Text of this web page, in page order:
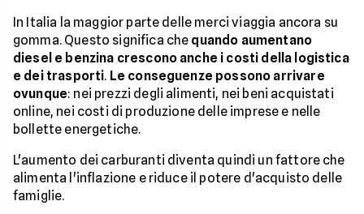
In Italia la maggior parte delle merci viaggia ancora su
gomma. Questo significa che quando aumentano
diesel e benzina crescono anche i costi della logistica
e dei trasporti. Le conseguenze possono arrivare
ovunque: nei prezzi degli alimenti, nei beni acquistati
online, nei costi di produzione delle imprese e nelle
bollette energetiche.
L'aumento dei carburanti diventa quindi un fattore che
alimenta l'inflazione e riduce il potere d'acquisto delle
famiglie.